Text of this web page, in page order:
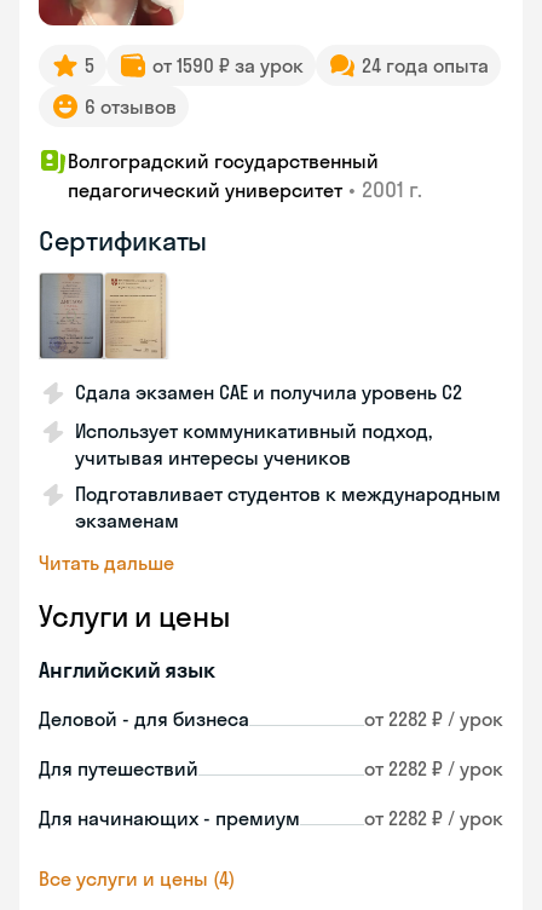
5 от 1590 ₽ за урок
24 года опыта
6 отзывов
Волгоградский государственный
педагогический университет • 2001 г.
Сертификаты
Сдала экзамен CAE и получила уровень С2
Использует коммуникативный подход,
учитывая интересы учеников
Подготавливает студентов к международным
экзаменам
Читать дальше
Услуги и цены
Английский язык
Деловой - для бизнеса от 2282 ₽ / урок
Для путешествий от 2282 ₽ / урок
Для начинающих - премиум от 2282 ₽ / урок
Все услуги и цены (4)